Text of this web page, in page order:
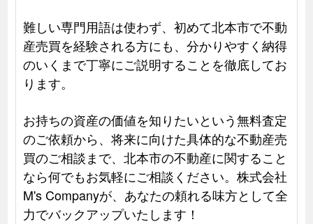
難しい専門用語は使わず、初めて北本市で不動
産売買を経験される方にも、分かりやすく納得
のいくまで丁寧にご説明することを徹底してお
ります。
お持ちの資産の価値を知りたいという無料査定
のご依頼から、将来に向けた具体的な不動産売
買のご相談まで、北本市の不動産に関すること
なら何でもお気軽にご相談ください。株式会社
M's Companyが、あなたの頼れる味方として全
力でバックアップいたします！